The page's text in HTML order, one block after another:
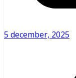
5 december, 2025